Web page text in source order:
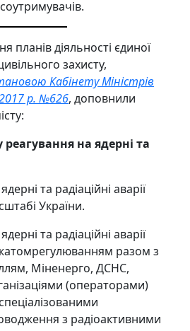
планів діяльності єдиної
захисту,
Кабінету Міністрів
2017 р. №626, доповнили
на ядерні та
та радіаційні аварії
України.
та радіаційні аварії
разом з
Міненерго, ДСНС,
(операторами)
з радіоактивними